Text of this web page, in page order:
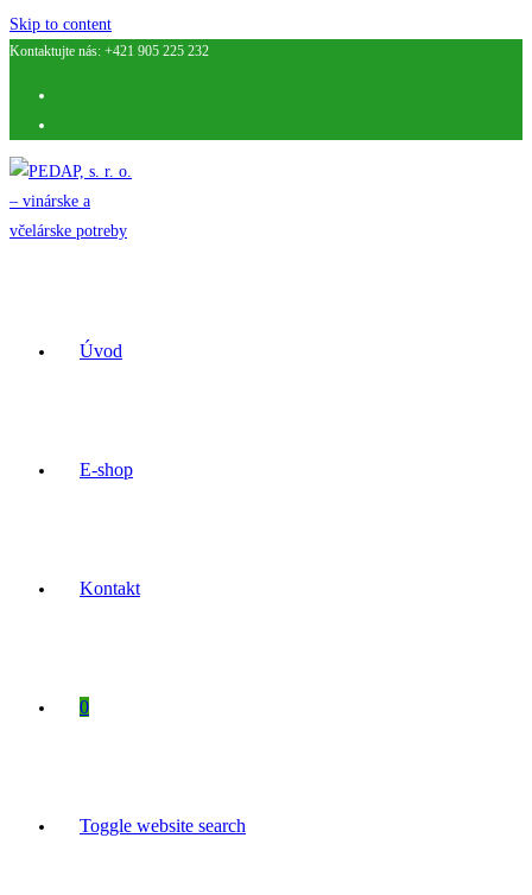
Skip to content
Kontaktujte nás: +421 905 225 232
Úvod
E-shop
Kontakt
0
Toggle website search